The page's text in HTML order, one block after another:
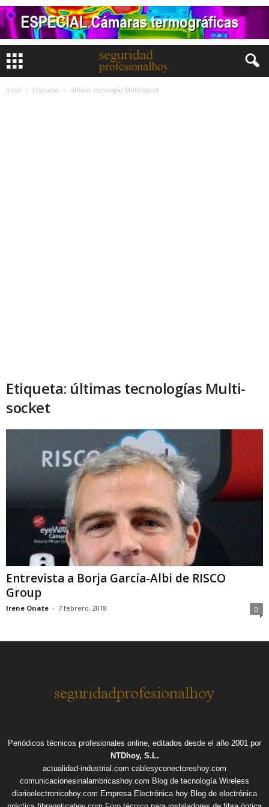
Inicio Etiquetas últimas tecnologías Multi-socket
Etiqueta: últimas tecnologías Multi-
socket
Entrevista a Borja García-Albi de RISCO
Group
Irene Onate - 7 febrero, 2018 0
Periódicos técnicos profesionales online, editados desde el año 2001 por
NTDhoy, S.L.
actualidad-industrial.com cablesyconectoreshoy.com
comunicacionesinalambricashoy.com Blog de tecnología Wireless
diarioelectronicohoy.com Empresa Electrónica hoy Blog de electrónica